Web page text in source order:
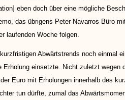
eben doch über eine mögliche
das übrigens Peter Navarros Büro
laufenden Woche folgen.
Abwärtstrends noch einmal
einsetzte. Nicht zuletzt wegen
Euro mit Erholungen innerhalb des
tun dürfte, zumal das